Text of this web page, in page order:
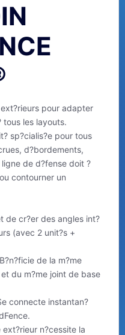
pour adapter
les layouts.
sp?cialis?e pour tous
d?bordements,
de d?fense doit ?
contourner un
de cr?er des angles int?
(avec 2 unit?s +
de la m?me
du m?me joint de base
connecte instantan?
ext?rieur n?cessite la